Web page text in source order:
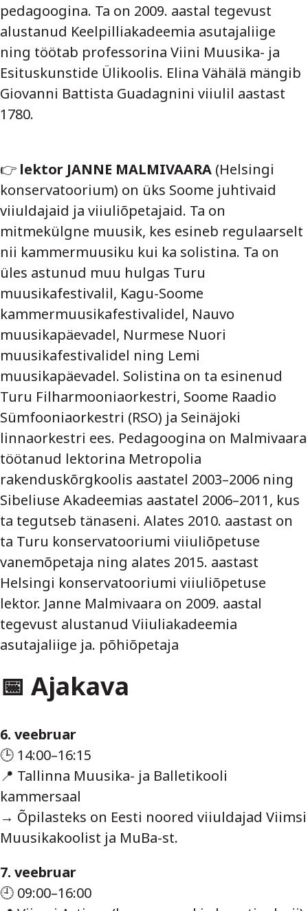
pedagoogina. Ta on 2009. aastal tegevust
alustanud Keelpilliakadeemia asutajaliige
ning töötab professorina Viini Muusika- ja
Esituskunstide Ülikoolis. Elina Vähälä mängib
Giovanni Battista Guadagnini viiulil aastast
1780.
👉 lektor JANNE MALMIVAARA (Helsingi
konservatoorium) on üks Soome juhtivaid
viiuldajaid ja viiuliõpetajaid. Ta on
mitmekülgne muusik, kes esineb regulaarselt
nii kammermuusiku kui ka solistina. Ta on
üles astunud muu hulgas Turu
muusikafestivalil, Kagu-Soome
kammermuusikafestivalidel, Nauvo
muusikapäevadel, Nurmese Nuori
muusikafestivalidel ning Lemi
muusikapäevadel. Solistina on ta esinenud
Turu Filharmooniaorkestri, Soome Raadio
Sümfooniaorkestri (RSO) ja Seinäjoki
linnaorkestri ees. Pedagoogina on Malmivaara
töötanud lektorina Metropolia
rakenduskõrgkoolis aastatel 2003–2006 ning
Sibeliuse Akadeemias aastatel 2006–2011, kus
ta tegutseb tänaseni. Alates 2010. aastast on
ta Turu konservatooriumi viiuliõpetuse
vanemõpetaja ning alates 2015. aastast
Helsingi konservatooriumi viiuliõpetuse
lektor. Janne Malmivaara on 2009. aastal
tegevust alustanud Viiuliakadeemia
asutajaliige ja. põhiõpetaja
📅 Ajakava
6. veebruar
🕒 14:00–16:15
📍 Tallinna Muusika- ja Balletikooli
kammersaal
→ Õpilasteks on Eesti noored viiuldajad Viimsi
Muusikakoolist ja MuBa-st.
7. veebruar
🕘 09:00–16:00